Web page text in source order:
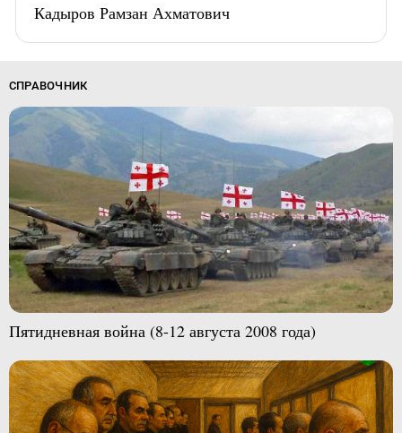
Кадыров Рамзан Ахматович
СПРАВОЧНИК
Пятидневная война (8-12 августа 2008 года)